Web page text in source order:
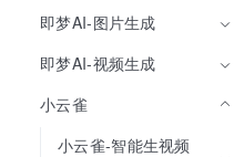
即梦AI-图片生成
即梦AI-视频生成
小云雀
小云雀-智能生视频